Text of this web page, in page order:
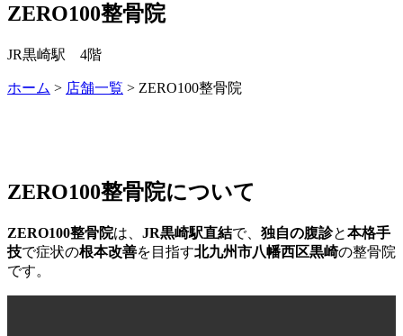
ZERO100整骨院
JR黒崎駅 4階
ホーム > 店舗一覧 > ZERO100整骨院
ZERO100整骨院について
ZERO100整骨院は、 JR黒崎駅直結で、 独自の腹診と本格手
技で症状の根本改善を目指す北九州市八幡西区黒崎の整骨院
です。